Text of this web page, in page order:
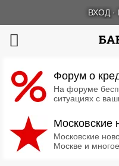
ВХОД ·
Форум о
На форуме
ситуациях с
Московские
Московские
Москве и